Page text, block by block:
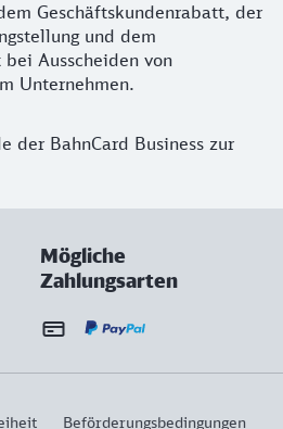
Geschäftskundenrabatt, der
und dem
bei Ausscheiden von
Unternehmen.
der BahnCard Business zur
Mögliche
Zahlungsarten
Beförderungsbedingungen